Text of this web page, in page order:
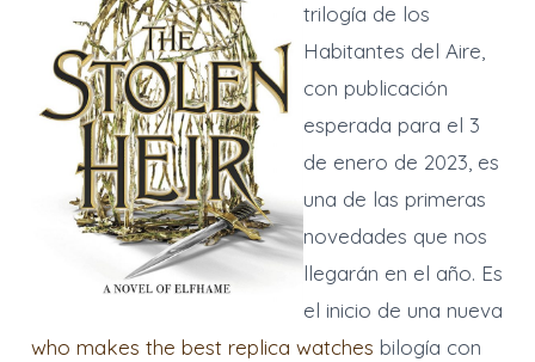
trilogía de los
Habitantes del Aire,
con publicación
esperada para el 3
de enero de 2023, es
una de las primeras
novedades que nos
llegarán en el año. Es
el inicio de una nueva
who makes the best replica watches bilogía con